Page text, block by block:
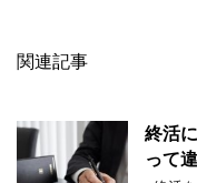
関連記事
終活
って